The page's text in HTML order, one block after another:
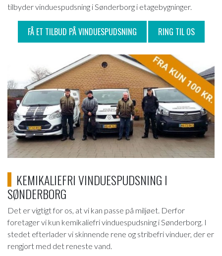
tilbyder vinduespudsning i Sønderborg i etagebygninger.
FÅ ET TILBUD PÅ VINDUESPUDSNING RING TIL OS
KEMIKALIEFRI VINDUESPUDSNING I
SØNDERBORG
Det er vigtigt for os, at vi kan passe på miljøet. Derfor
foretager vi kun kemikaliefri vinduespudsning i Sønderborg. I
stedet efterlader vi skinnende rene og stribefri vinduer, der er
rengjort med det reneste vand.